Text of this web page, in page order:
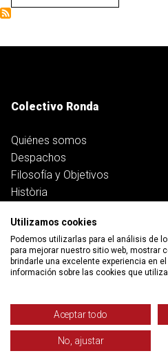
Colectivo Ronda
Quiénes somos
Despachos
Filosofía y Objetivos
Història
Transparencia y responsabilidad
Trabaja con nosotros
Servicios
Trabajo
Salud y pensiones
Utilizamos cookies
Podemos utilizarlas para el análisis de
para mejorar nuestro sitio web, mostrar
brindarle una excelente experiencia en
información sobre las cookies que
Aceptar todo
No, ajustar